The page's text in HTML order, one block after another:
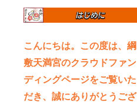
こんにちは。この度は、綱
敷天満宮のクラウドファン
ディングページをご覧いた
だき、誠にありがとうござ